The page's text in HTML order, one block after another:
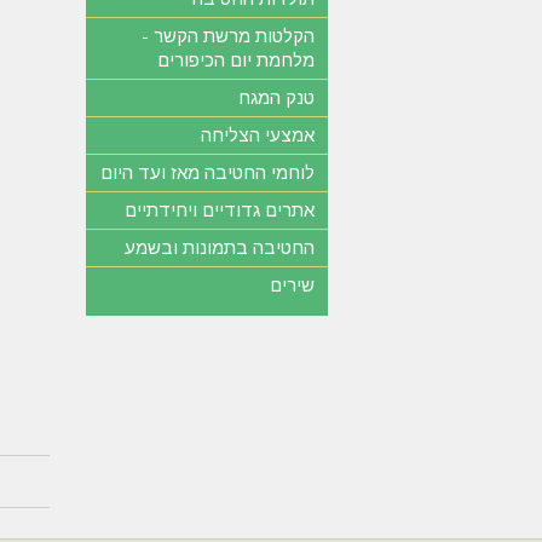
הקלטות מרשת הקשר -
מלחמת יום הכיפורים
טנק המגח
אמצעי הצליחה
לוחמי החטיבה מאז ועד היום
אתרים גדודיים ויחידתיים
החטיבה בתמונות ובשמע
שירים